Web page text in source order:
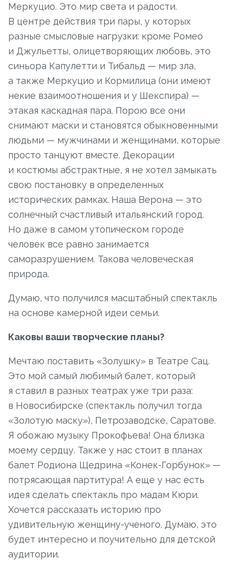
Меркуцио. Это мир света и радости.
В центре действия три пары, у которых
разные смысловые нагрузки: кроме Ромео
и Джульетты, олицетворяющих любовь, это
синьора Капулетти и Тибальд — мир зла,
а также Меркуцио и Кормилица (они имеют
некие взаимоотношения и у Шекспира) —
этакая каскадная пара. Порою все они
снимают маски и становятся обыкновенными
людьми — мужчинами и женщинами, которые
просто танцуют вместе. Декорации
и костюмы абстрактные, я не хотел замыкать
свою постановку в определенных
исторических рамках. Наша Верона — это
солнечный счастливый итальянский город.
Но даже в самом утопическом городе
человек все равно занимается
саморазрушением. Такова человеческая
природа.
Думаю, что получился масштабный спектакль
на основе камерной идеи семьи.
Каковы ваши творческие планы?
Мечтаю поставить «Золушку» в Театре Сац.
Это мой самый любимый балет, который
я ставил в разных театрах уже три раза:
в Новосибирске (спектакль получил тогда
«Золотую маску»), Петрозаводске, Саратове.
Я обожаю музыку Прокофьева! Она близка
моему сердцу. Также у нас стоит в планах
балет Родиона Щедрина «Конек-Горбунок» —
потрясающая партитура! А еще у нас есть
идея сделать спектакль про мадам Кюри.
Хочется рассказать историю про
удивительную женщину-ученого. Думаю, это
будет интересно и поучительно для детской
аудитории.